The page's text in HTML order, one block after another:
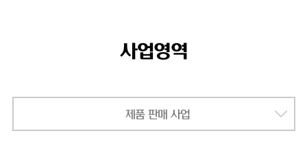
사업영역
제품 판매 사업